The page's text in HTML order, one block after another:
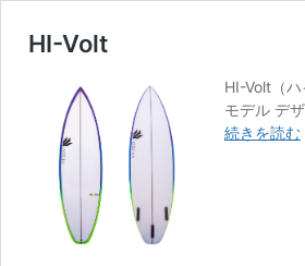
HI-Volt
HI-Volt（
モデル デ
続きを読む